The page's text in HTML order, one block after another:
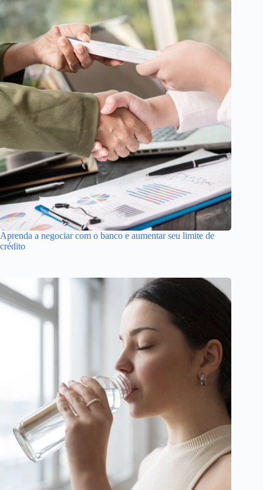
Aprenda a negociar com o banco e aumentar seu limite de
crédito